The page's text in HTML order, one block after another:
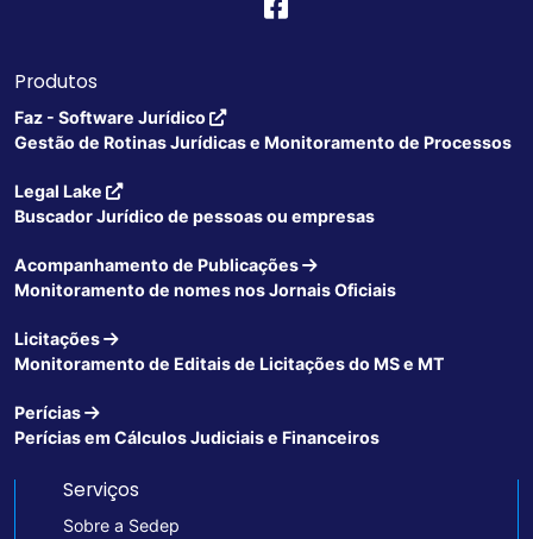
Produtos
Faz - Software Jurídico
Gestão de Rotinas Jurídicas e Monitoramento de Processos
Legal Lake
Buscador Jurídico de pessoas ou empresas
Acompanhamento de Publicações
Monitoramento de nomes nos Jornais Oficiais
Licitações
Monitoramento de Editais de Licitações do MS e MT
Perícias
Perícias em Cálculos Judiciais e Financeiros
Serviços
Sobre a Sedep